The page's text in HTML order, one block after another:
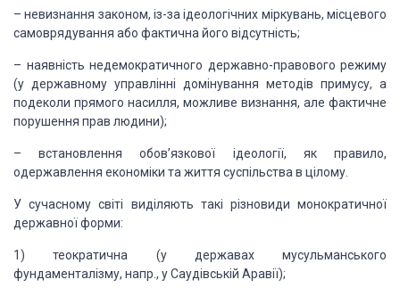
– невизнання законом, із-за ідеологічних міркувань, місцевого
самоврядування або фактична його відсутність;
– наявність недемократичного державно-правового режиму
(у державному управлінні домінування методів примусу, а
подеколи прямого насилля, можливе визнання, але фактичне
порушення прав людини);
– встановлення обов’язкової ідеології, як правило,
одержавлення економіки та життя суспільства в цілому.
У сучасному світі виділяють такі різновиди монократичної
державної форми:
1) теократична (у державахмусульманського
фундаменталізму, напр., у Саудівській Аравії);